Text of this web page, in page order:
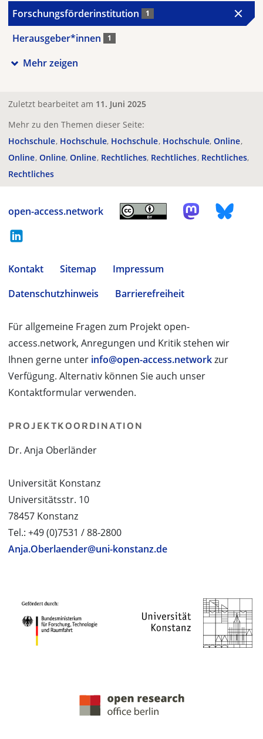
Forschungsförderinstitution 1
Herausgeber*innen 1
Mehr zeigen
Zuletzt bearbeitet am 11. Juni 2025
Mehr zu den Themen dieser Seite:
Hochschule Hochschule Hochschule Hochschule Online
Online Online Online Rechtliches Rechtliches Rechtliches
Rechtliches
open-access.network
Kontakt Sitemap
Impressum
Datenschutzhinweis
Barrierefreiheit
Für allgemeine Fragen zum Projekt open-
access.network, Anregungen und Kritik stehen wir
Ihnen gerne unter info@open-access.networkzur
Verfügung. Alternativ können Sie auch unser
Kontaktformular verwenden.
PROJEKTKOORDINATION
Dr. Anja Oberländer
Universität Konstanz
Universitätsstr. 10
78457 Konstanz
Tel.: +49 (0)7531 / 88-2800
Anja.Oberlaender@uni-konstanz.de